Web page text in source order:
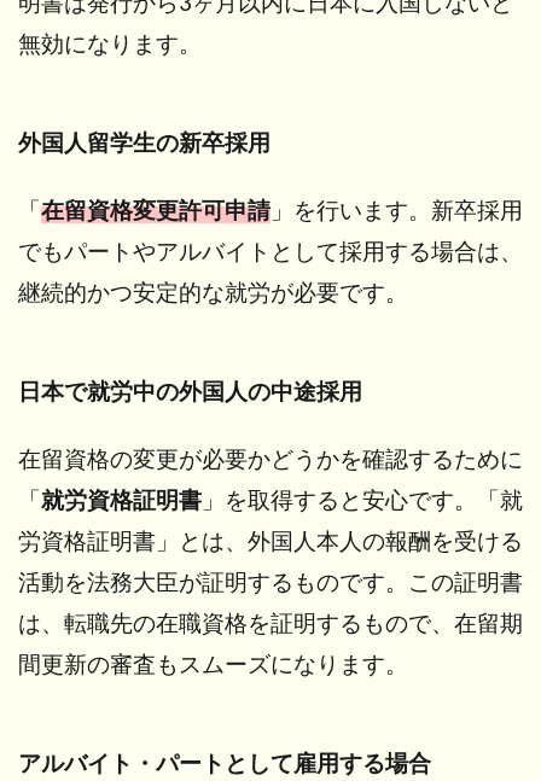
後
手
続
き
4.1
作成
社会
保
険・
労働
保険
の手
続き
4.3
備
無効になります。
外国人留学生の新卒採用
「在留資格変更許可申請」を行います。新卒採用
でもパートやアルバイトとして採用する場合は、
継続的かつ安定的な就労が必要です。
日本で就労中の外国人の中途採用
在留資格の変更が必要かどうかを確認するために
「就労資格証明書 」を取得すると安心です。「就
労資格証明書」とは、外国人本人の報酬を受ける
活動を法務大臣が証明するものです。この証明書
は、転職先の在職資格を証明するもので、在留期
間更新の審査もスムーズになります。
アルバイト・パートとして雇用する場合